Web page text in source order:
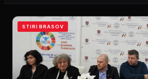
STIRI BRASOV